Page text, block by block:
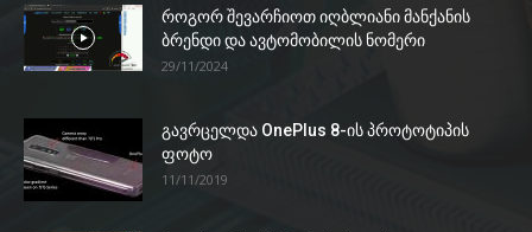
როგორ შევარჩიოთ იღბლიანი მანქანის
ბრენდი და ავტომობილის ნომერი
29/11/2024
გავრცელდა OnePlus 8-ის პროტოტიპის
ფოტო
11/11/2019